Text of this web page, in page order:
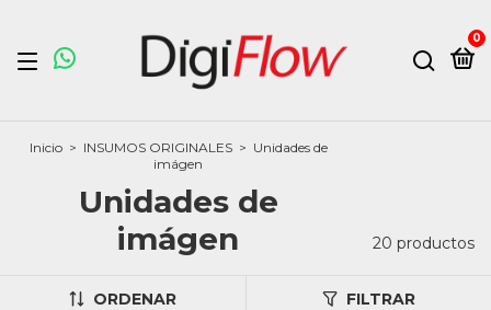
0
Inicio > INSUMOS ORIGINALES > Unidades de
imágen
Unidades de
imágen
20 productos
ORDENAR FILTRAR